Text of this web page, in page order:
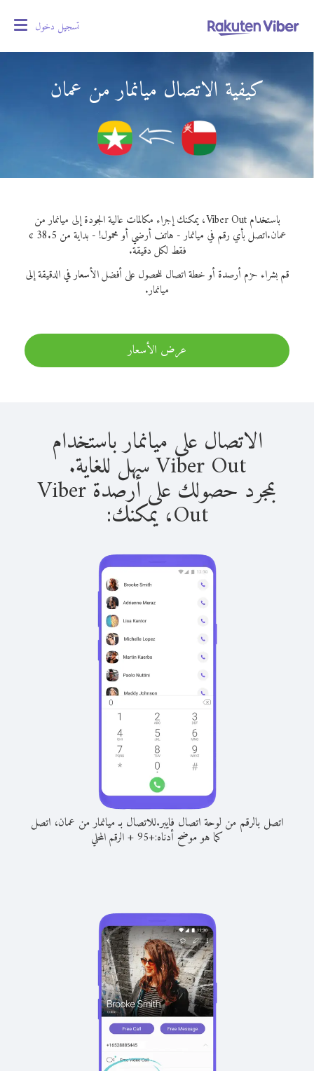
تسجيل دخول
كيفية الاتصال ميانمار من عمان
باستخدام Viber Out، يمكنك إجراء مكالمات عالية الجودة إلى ميانمار من
عمان.
اتصل بأي رقم في ميانمار - هاتف أرضي أو محمول! - بداية من 38.5 ¢
فقط لكل دقيقة.
قم بشراء حزم أرصدة أو خطة اتصال للحصول على أفضل الأسعار في الدقيقة إلى
ميانمار.
عرض الأسعار
الاتصال على ميانمار باستخدام
Viber Out سهل للغاية.
بمجرد حصولك على أرصدة Viber
Out، يمكنك:
اتصل بالرقم من لوحة اتصال فايبر.للاتصال بـ ميانمار من عمان، اتصل
كما هو موضح أدناه:+
95
+الرقم المحلي